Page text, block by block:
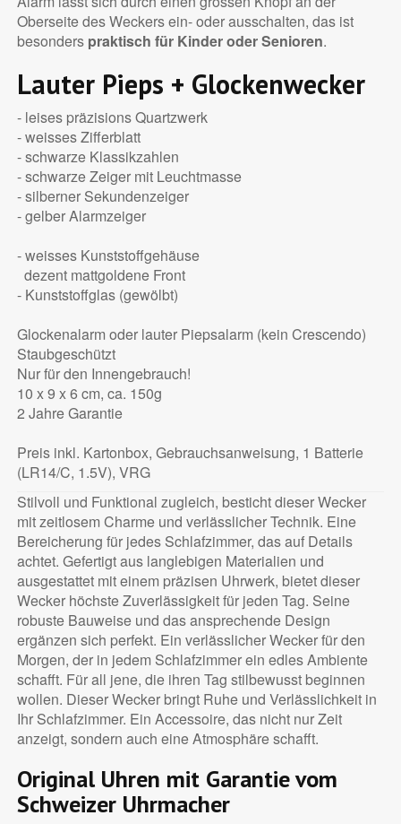
Oberseite des Weckers ein- oder ausschalten, das ist
besonders praktisch für Kinder oder Senioren.
Lauter Pieps + Glockenwecker
- leises präzisions Quartzwerk
- weisses Zifferblatt
- schwarze Klassikzahlen
- schwarze Zeiger mit Leuchtmasse
- silberner Sekundenzeiger
- gelber Alarmzeiger
- weisses Kunststoffgehäuse
dezent mattgoldene Front
- Kunststoffglas (gewölbt)
Glockenalarm oder lauter Piepsalarm (kein Crescendo)
Staubgeschützt
Nur für den Innengebrauch!
10 x 9 x 6 cm, ca. 150g
2 Jahre Garantie
Preis inkl. Kartonbox, Gebrauchsanweisung, 1 Batterie
(LR14/C, 1.5V), VRG
Stilvoll und Funktional zugleich, besticht dieser Wecker
mit zeitlosem Charme und verlässlicher Technik. Eine
Bereicherung für jedes Schlafzimmer, das auf Details
achtet. Gefertigt aus langlebigen Materialien und
ausgestattet mit einem präzisen Uhrwerk, bietet dieser
Wecker höchste Zuverlässigkeit für jeden Tag. Seine
robuste Bauweise und das ansprechende Design
ergänzen sich perfekt. Ein verlässlicher Wecker für den
Morgen, der in jedem Schlafzimmer ein edles Ambiente
schafft. Für all jene, die ihren Tag stilbewusst beginnen
wollen. Dieser Wecker bringt Ruhe und Verlässlichkeit in
Ihr Schlafzimmer. Ein Accessoire, das nicht nur Zeit
anzeigt, sondern auch eine Atmosphäre schafft.
Original Uhren mit Garantie vom
Schweizer Uhrmacher